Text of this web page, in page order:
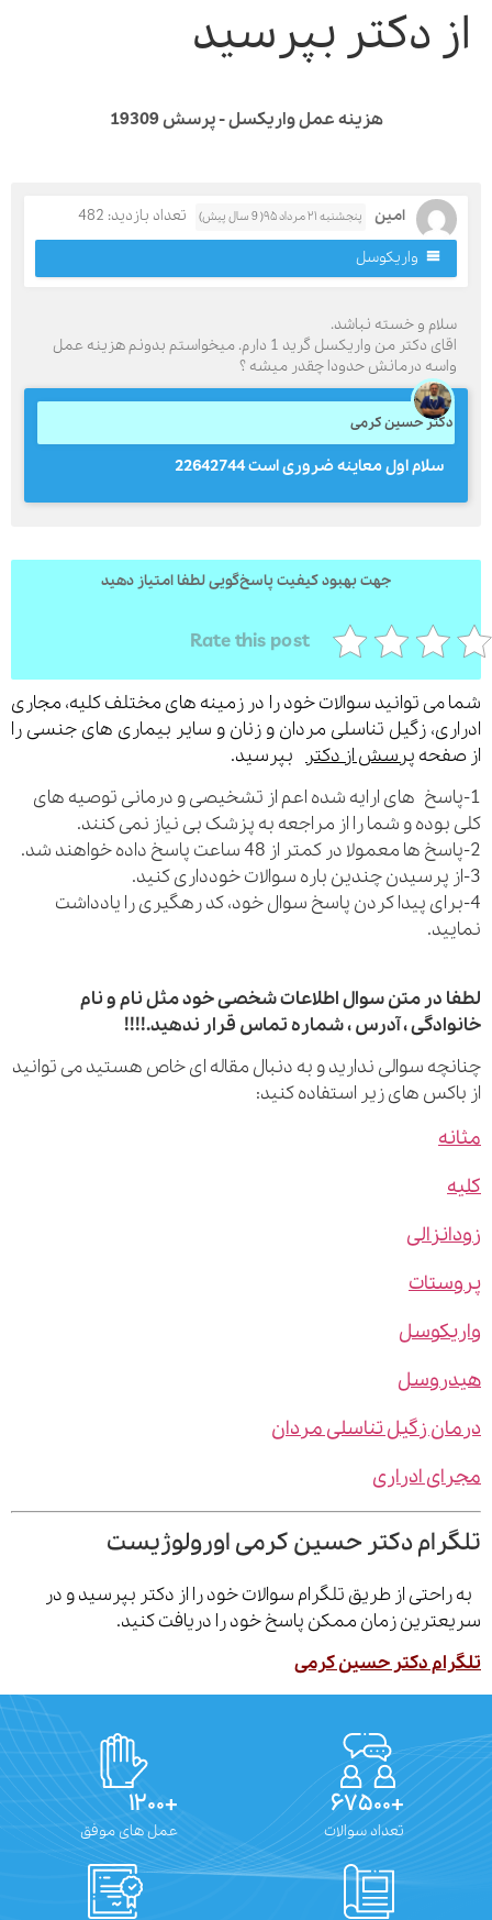
دکتر بپرسید
هزینه عمل واریکسل - پرسش 19309
امین پنجشنبه ۲۱ مرداد ۹۵( 9 سال پیش)
تعداد بازدید: 482
واریکوسل
و خسته نباشد.
اقای دکتر من واریکسل گرید 1 دارم. میخواستم بدونم هزینه عمل
درمانش حدودا چقدر میشه ؟
دکتر حسین کرمی
سلام اول معاینه ضروری است 22642744
جهت بهبود کیفیت پاسخ‌گویی لطفا امتیاز دهید
Rate this post
توانید سوالات خود را در زمینه های مختلف کلیه، مجاری
زگیل تناسلی مردان و زنان و سایر بیماری های جنسی را
پرسش از دکتربپرسید.
های ارایه شده اعم از تشخیصی و درمانی توصیه های
و شما را از مراجعه به پزشک بی نیاز نمی کنند.
پیدا کردن پاسخ سوال خود، کد رهگیری را یادداشت
در متن سوال اطلاعات شخصی خود مثل نام و نام
، آدرس ، شماره تماس قرار ندهید.!!!!
سوالی ندارید و به دنبال مقاله ای خاص هستید می توانید
های زیر استفاده کنید:
زگیل تناسلی مردان
ادراری
دکتر حسین کرمی اورولوژیست
از طریق تلگرام سوالات خود را از دکتر بپرسید و در
زمان ممکن پاسخ خود را دریافت کنید.
دکتر حسین کرمی
تعداد سوالات عمل های موفق
ارسال
قدرت گرفته از همیارسیستم